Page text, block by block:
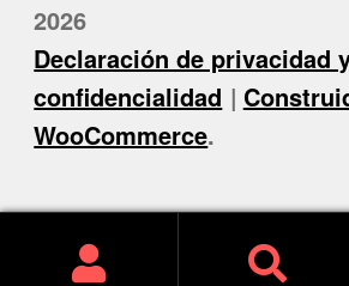
2026
Declaración de privacidad
confidencialidad
WooCommerce.